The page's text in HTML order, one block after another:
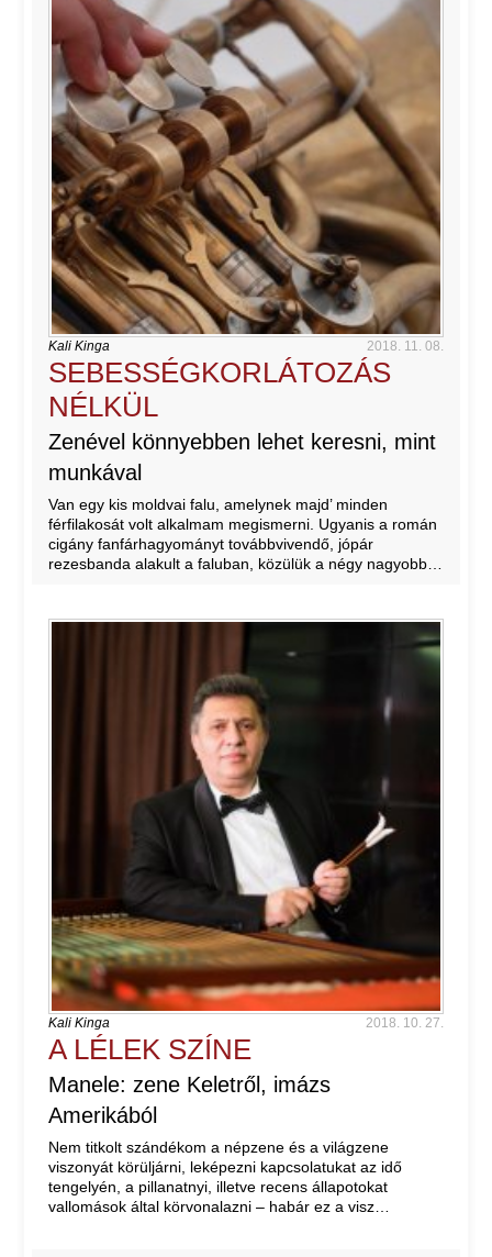
Kali Kinga 2018. 11. 08.
SEBESSÉGKORLÁTOZÁS
NÉLKÜL
Zenével könnyebben lehet keresni, mint
munkával
Van egy kis moldvai falu, amelynek majd’ minden
férfilakosát volt alkalmam megismerni. Ugyanis a román
cigány fanfárhagyományt továbbvivendő, jópár
rezesbanda alakult a faluban, közülük a négy nagyobb…
Kali Kinga 2018. 10. 27.
A LÉLEK SZÍNE
Manele: zene Keletről, imázs
Amerikából
Nem titkolt szándékom a népzene és a világzene
viszonyát körüljárni, leképezni kapcsolatukat az idő
tengelyén, a pillanatnyi, illetve recens állapotokat
vallomások által körvonalazni – habár ez a visz…